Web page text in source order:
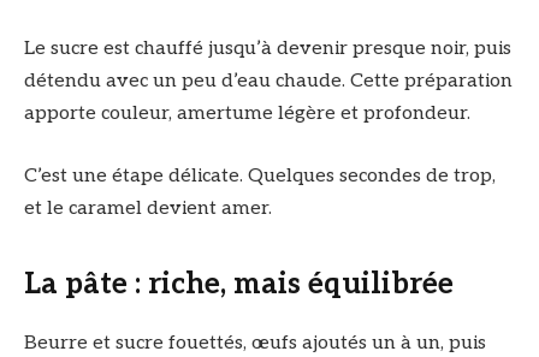
Le sucre est chauffé jusqu’à devenir presque noir, puis
détendu avec un peu d’eau chaude. Cette préparation
apporte couleur, amertume légère et profondeur.
C’est une étape délicate. Quelques secondes de trop,
et le caramel devient amer.
La pâte : riche, mais équilibrée
Beurre et sucre fouettés, œufs ajoutés un à un, puis